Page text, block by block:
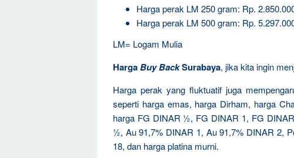
Harga perak LM 250 gram: Rp.
Harga perak LM 500 gram: Rp.
LM= Logam Mulia
HargaBuy BackSurabaya, jika kita ingin
Harga perak yang fluktuatif juga
seperti harga emas, harga Dirham, harga
harga FG DINAR ½, FG DINAR 1, FG
½, Au 91,7% DINAR 1, Au 91,7% DINAR 2,
18, dan harga platina murni.